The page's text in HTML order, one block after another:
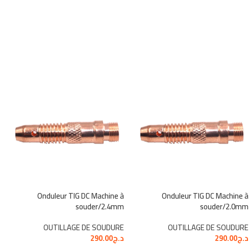
Onduleur TIG DC Machine à
souder/2.0mm
OUTILLAGE DE SOUDURE
د.ج290.00
Onduleur TIG DC Machine à
souder/2.4mm
OUTILLAGE DE SOUDURE
د.ج290.00